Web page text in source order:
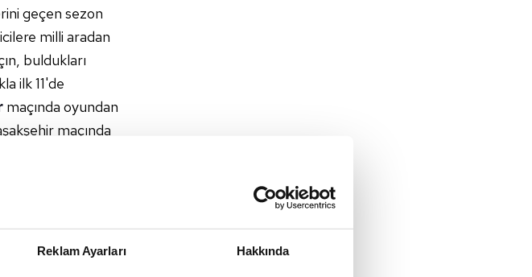
Reklam Ayarları Hakkında
geçen sezon
milli aradan
buldukları
ilk 11'de
maçında oyundan
maçında